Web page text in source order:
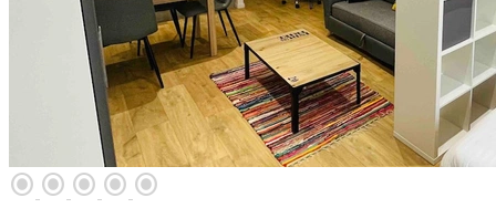
radio_button_checked radio_button_checked radio_button_checked radio_button_checked radio_button_checked